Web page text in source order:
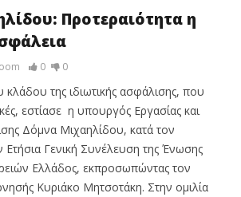
Προτεραιότητα η
0 0
κλάδου της ιδιωτικής ασφάλισης, που
εστίασε η υπουργός Εργασίας και
Δόμνα Μιχαηλίδου, κατά τον
Ετήσια Γενική Συνέλευση της Ένωσης
Ελλάδος, εκπροσωπώντας τον
Κυριάκο Μητσοτάκη. Στην ομιλία